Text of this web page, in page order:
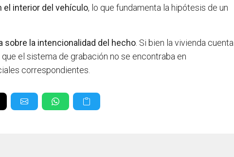
el interior del vehículo, lo que fundamenta la hipótesis de un
la intencionalidad del hecho. Si bien la vivienda cuenta
el sistema de grabación no se encontraba en
correspondientes.